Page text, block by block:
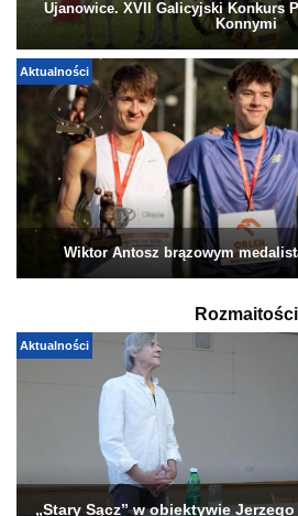
Ujanowice. XVII Galicyjski Konkurs
Konnymi
Aktualności
Wiktor Antosz brązowym
Rozmaitości
Aktualności
„Stary Sącz” w obiektywie